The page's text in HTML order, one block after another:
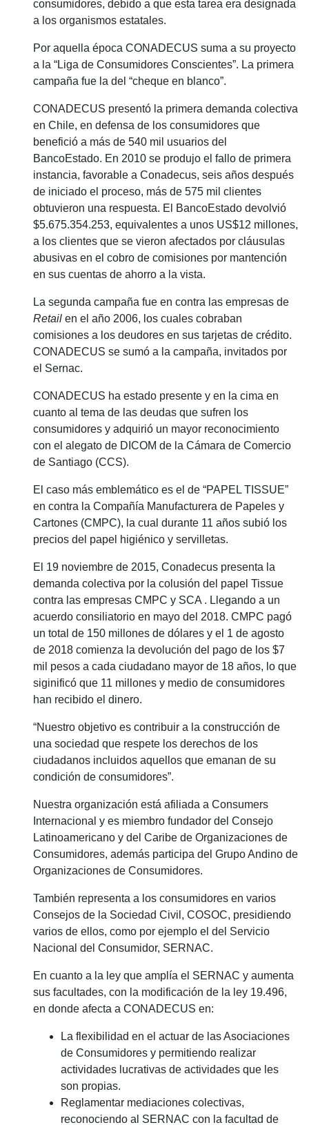
consumidores, debido a que esta tarea era designada
a los organismos estatales.
Por aquella época CONADECUS suma a su proyecto
a la “Liga de Consumidores Conscientes”. La primera
campaña fue la del “cheque en blanco”.
CONADECUS presentó la primera demanda colectiva
en Chile, en defensa de los consumidores que
benefició a más de 540 mil usuarios del
BancoEstado. En 2010 se produjo el fallo de primera
instancia, favorable a Conadecus, seis años después
de iniciado el proceso, más de 575 mil clientes
obtuvieron una respuesta. El BancoEstado devolvió
$5.675.354.253, equivalentes a unos US$12 millones,
a los clientes que se vieron afectados por cláusulas
abusivas en el cobro de comisiones por mantención
en sus cuentas de ahorro a la vista.
La segunda campaña fue en contra las empresas de
Retail en el año 2006, los cuales cobraban
comisiones a los deudores en sus tarjetas de crédito.
CONADECUS se sumó a la campaña, invitados por
el Sernac.
CONADECUS ha estado presente y en la cima en
cuanto al tema de las deudas que sufren los
consumidores y adquirió un mayor reconocimiento
con el alegato de DICOM de la Cámara de Comercio
de Santiago (CCS).
El caso más emblemático es el de “PAPEL TISSUE”
en contra la Compañía Manufacturera de Papeles y
Cartones (CMPC), la cual durante 11 años subió los
precios del papel higiénico y servilletas.
El 19 noviembre de 2015, Conadecus presenta la
demanda colectiva por la colusión del papel Tissue
contra las empresas CMPC y SCA . Llegando a un
acuerdo consiliatorio en mayo del 2018. CMPC pagó
un total de 150 millones de dólares y el 1 de agosto
de 2018 comienza la devolución del pago de los $7
mil pesos a cada ciudadano mayor de 18 años, lo que
siginificó que 11 millones y medio de consumidores
han recibido el dinero.
“Nuestro objetivo es contribuir a la construcción de
una sociedad que respete los derechos de los
ciudadanos incluidos aquellos que emanan de su
condición de consumidores”.
Nuestra organización está afiliada a Consumers
Internacional y es miembro fundador del Consejo
Latinoamericano y del Caribe de Organizaciones de
Consumidores, además participa del Grupo Andino de
Organizaciones de Consumidores.
También representa a los consumidores en varios
Consejos de la Sociedad Civil, COSOC, presidiendo
varios de ellos, como por ejemplo el del Servicio
Nacional del Consumidor, SERNAC.
En cuanto a la ley que amplía el SERNAC y aumenta
sus facultades, con la modificación de la ley 19.496,
en donde afecta a CONADECUS en:
La flexibilidad en el actuar de las Asociaciones
de Consumidores y permitiendo realizar
actividades lucrativas de actividades que les
son propias.
Reglamentar mediaciones colectivas,
reconociendo al SERNAC con la facultad de